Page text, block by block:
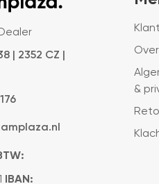
| 2352 CZ |
IBAN:
&